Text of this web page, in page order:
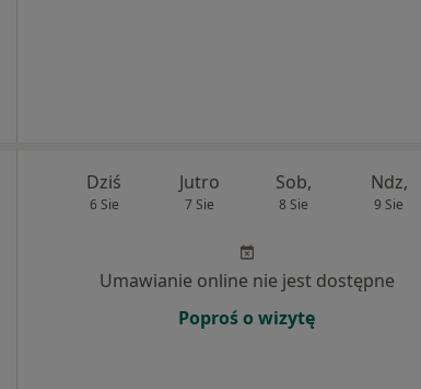
Dziś
6 Sie
Jutro
7 Sie
Sob,
8 Sie
Ndz,
9 Sie
Umawianie online nie jest dostępne
Poproś o wizytę